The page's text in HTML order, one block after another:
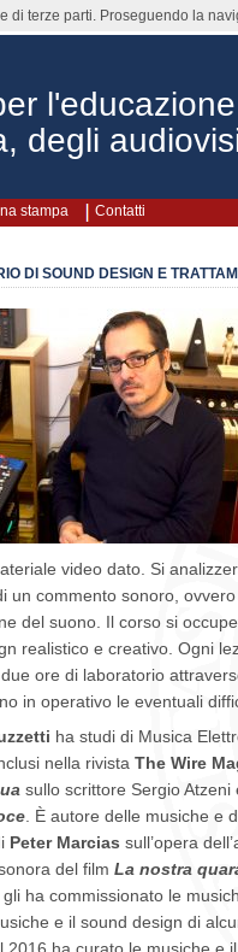
degli
stampa Contatti
DI SOUND DESIGN E
video dato. Si
un commento sonoro,
del suono. Il corso si
realistico e creativo. Ogni
ore di laboratorio
in operativo le eventuali
ha studi di Musica
nella rivista The Wire
sullo scrittore Sergio Atzeni
. È autore delle musiche e
Peter Marcias sull’opera
del film La nostra
ha commissionato le
e il sound design di
di terze parti. Proseguendo la